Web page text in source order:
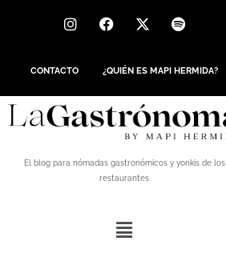
CONTACTO ¿QUIÉN ES MAPI HERMIDA?
El blog para nómadas gastronómicos y yonkis de los
restaurantes